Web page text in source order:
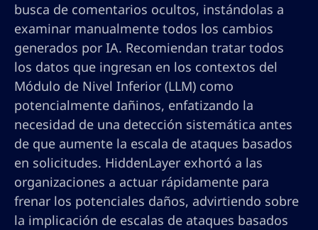
busca de comentarios ocultos, instándolas a
examinar manualmente todos los cambios
generados por IA. Recomiendan tratar todos
los datos que ingresan en los contextos del
Módulo de Nivel Inferior (LLM) como
potencialmente dañinos, enfatizando la
necesidad de una detección sistemática antes
de que aumente la escala de ataques basados
en solicitudes. HiddenLayer exhortó a las
organizaciones a actuar rápidamente para
frenar los potenciales daños, advirtiendo sobre
la implicación de escalas de ataques basados